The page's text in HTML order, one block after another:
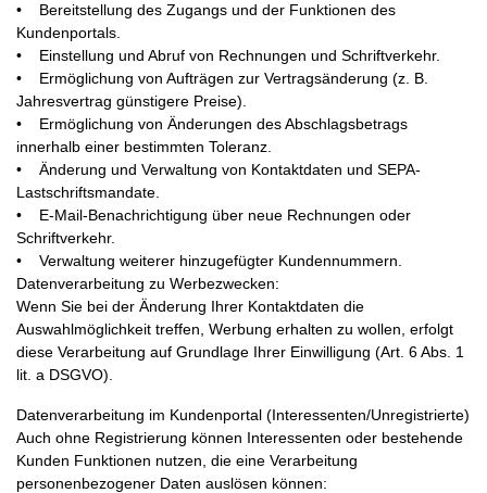
• Bereitstellung des Zugangs und der Funktionen des
Kundenportals.
• Einstellung und Abruf von Rechnungen und Schriftverkehr.
• Ermöglichung von Aufträgen zur Vertragsänderung (z. B.
Jahresvertrag günstigere Preise).
• Ermöglichung von Änderungen des Abschlagsbetrags
innerhalb einer bestimmten Toleranz.
• Änderung und Verwaltung von Kontaktdaten und SEPA-
Lastschriftsmandate.
• E-Mail-Benachrichtigung über neue Rechnungen oder
Schriftverkehr.
• Verwaltung weiterer hinzugefügter Kundennummern.
Datenverarbeitung zu Werbezwecken:
Wenn Sie bei der Änderung Ihrer Kontaktdaten die
Auswahlmöglichkeit treffen, Werbung erhalten zu wollen, erfolgt
diese Verarbeitung auf Grundlage Ihrer Einwilligung (Art. 6 Abs. 1
lit. a DSGVO).
Datenverarbeitung im Kundenportal (Interessenten/Unregistrierte)
Auch ohne Registrierung können Interessenten oder bestehende
Kunden Funktionen nutzen, die eine Verarbeitung
personenbezogener Daten auslösen können: